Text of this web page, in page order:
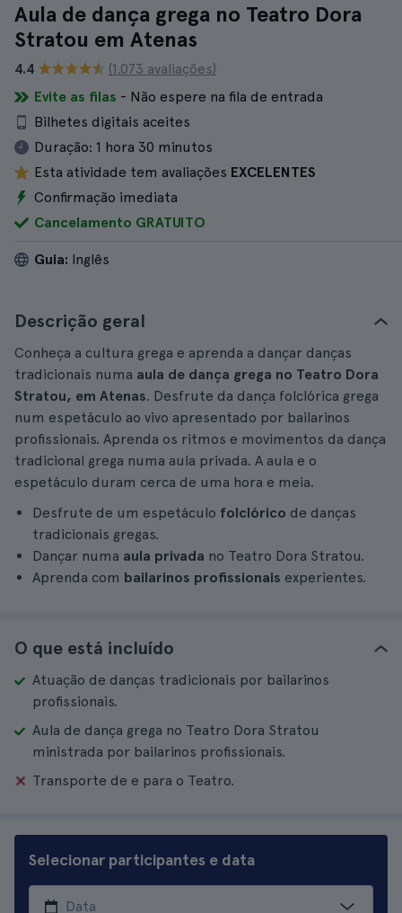
Aula de dança grega no Teatro Dora
Stratou em Atenas
4.4
(1.073 avaliações)
Evite as filas - Não espere na fila de entrada
Bilhetes digitais aceites
Duração: 1 hora 30 minutos
Esta atividade tem avaliações EXCELENTES
Confirmação imediata
Cancelamento GRATUITO
Guia: Inglês
Descrição geral
Conheça a cultura grega e aprenda a dançar danças
tradicionais numa aula de dança grega no Teatro Dora
Stratou, em Atenas. Desfrute da dança folclórica grega
num espetáculo ao vivo apresentado por bailarinos
profissionais. Aprenda os ritmos e movimentos da dança
tradicional grega numa aula privada. A aula e o
espetáculo duram cerca de uma hora e meia.
Desfrute de um espetáculo folclórico de danças
tradicionais gregas.
Dançar numa aula privada no Teatro Dora Stratou.
Aprenda com bailarinos profissionais experientes.
O que está incluído
Atuação de danças tradicionais por bailarinos
profissionais.
Aula de dança grega no Teatro Dora Stratou
ministrada por bailarinos profissionais.
Transporte de e para o Teatro.
Selecionar participantes e data